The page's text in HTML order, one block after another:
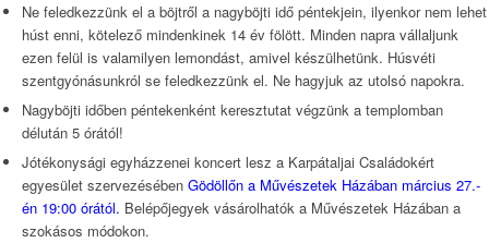
Ne feledkezzünk el a böjtről a nagyböjti idő péntekjein, ilyenkor nem lehet
húst enni, kötelező mindenkinek 14 év fölött. Minden napra vállaljunk
ezen felül is valamilyen lemondást, amivel készülhetünk. Húsvéti
szentgyónásunkról se feledkezzünk el. Ne hagyjuk az utolsó napokra.
Nagyböjti időben péntekenként keresztutat végzünk a templomban
délután 5 órától!
Jótékonysági egyházzenei koncert lesz a Karpátaljai Családokért
egyesület szervezésében Gödöllőn a Művészetek Házában március 27.-
én 19:00 órától. Belépőjegyek vásárolhatók a Művészetek Házában a
szokásos módokon.